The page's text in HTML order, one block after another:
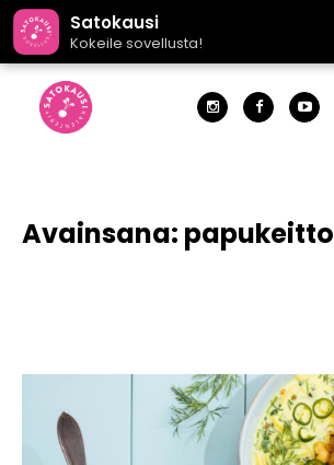
Satokausi
Kokeile sovellusta!
Avainsana: papukeitto